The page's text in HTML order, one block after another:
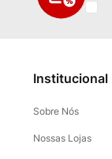
Institucional
Sobre Nós
Nossas Lojas